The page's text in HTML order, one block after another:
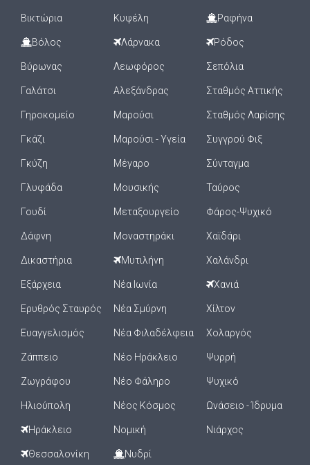
Βικτώρια
Βόλος
Βύρωνας
Γαλάτσι
Γηροκομείο
Γκάζι
Γκύζη
Γλυφάδα
Γουδί
Δάφνη
Δικαστήρια
Εξάρχεια
Ερυθρός Σταυρός
Ευαγγελισμός
Ζάππειο
Ζωγράφου
Ηλιούπολη
Ηράκλειο
Θεσσαλονίκη
Κυψέλη
Λάρνακα
Λεωφόρος
Αλεξάνδρας
Μαρούσι
Μαρούσι - Υγεία
Μέγαρο
Μουσικής
Μεταξουργείο
Μοναστηράκι
Μυτιλήνη
Νέα Ιωνία
Νέα Σμύρνη
Νέα Φιλαδέλφεια
Νέο Ηράκλειο
Νέο Φάληρο
Νέος Κόσμος
Νομική
Νυδρί
Ραφήνα
Ρόδος
Σεπόλια
Σταθμός Αττικής
Σταθμός Λαρίσης
Συγγρού Φιξ
Σύνταγμα
Ταύρος
Φάρος-Ψυχικό
Χαϊδάρι
Χαλάνδρι
Χανιά
Χίλτον
Χολαργός
Ψυρρή
Ψυχικό
Ωνάσειο - Ίδρυμα
Νιάρχος